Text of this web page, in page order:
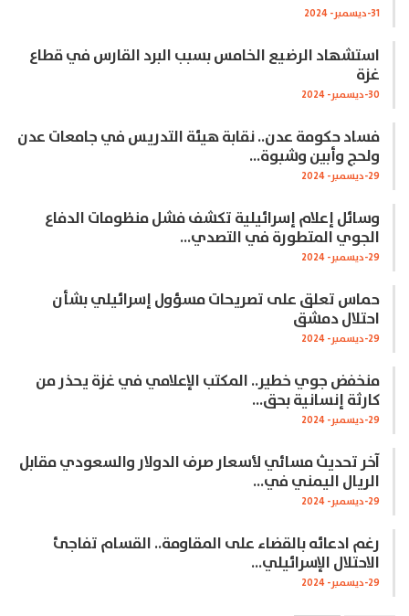
31-ديسمبر- 2024
استشهاد الرضيع الخامس بسبب البرد القارس في قطاع
غزة
30-ديسمبر- 2024
فساد حكومة عدن.. نقابة هيئة التدريس في جامعات عدن
ولحج وأبين وشبوة…
29-ديسمبر- 2024
وسائل إعلام إسرائيلية تكشف فشل منظومات الدفاع
الجوي المتطورة في التصدي…
29-ديسمبر- 2024
حماس تعلق على تصريحات مسؤول إسرائيلي بشأن
احتلال دمشق
29-ديسمبر- 2024
منخفض جوي خطير.. المكتب الإعلامي في غزة يحذر من
كارثة إنسانية بحق…
29-ديسمبر- 2024
آخر تحديث مسائي لأسعار صرف الدولار والسعودي مقابل
الريال اليمني في…
29-ديسمبر- 2024
رغم ادعائه بالقضاء على المقاومة.. القسام تفاجئ
الاحتلال الإسرائيلي…
29-ديسمبر- 2024